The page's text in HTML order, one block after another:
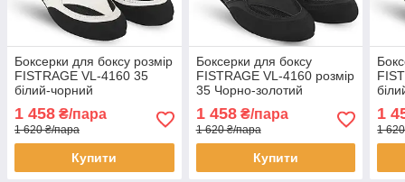
Боксерки для боксу розмір
FISTRAGE VL-4160 35
білий-чорний
1 458 ₴/пара
1 620 ₴/пара
Купити
Боксерки для боксу
FISTRAGE VL-4160 розмір
35 Чорно-золотий
1 458₴/пара
1 620 ₴/пара
Купити
1
1